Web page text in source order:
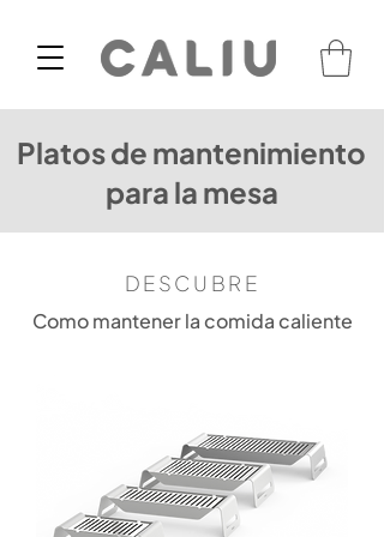
Platos de mantenimiento
para la mesa
DESCUBRE
Como mantener la comida caliente